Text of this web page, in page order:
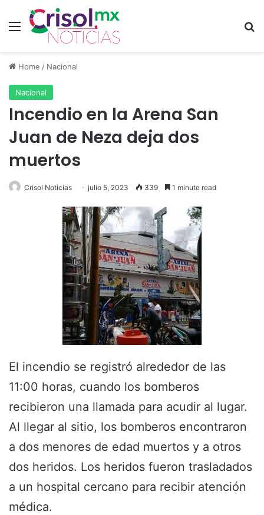
Menu
Home / Nacional
Nacional
Incendio en la Arena San
Juan de Neza deja dos
muertos
Crisol Noticias julio 5, 2023 339 1 minute read
El incendio se registró alrededor de las
11:00 horas, cuando los bomberos
recibieron una llamada para acudir al lugar.
Al llegar al sitio, los bomberos encontraron
a dos menores de edad muertos y a otros
dos heridos. Los heridos fueron trasladados
a un hospital cercano para recibir atención
médica.